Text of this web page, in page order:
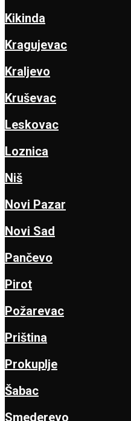
Kikinda
Kragujevac
Kraljevo
Kruševac
Leskovac
Loznica
Niš
Novi Pazar
Novi Sad
Pančevo
Pirot
Požarevac
Priština
Prokuplje
Šabac
Smederevo